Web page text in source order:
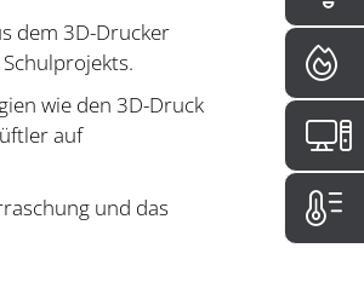
dem 3D-Drucker
wie den 3D-Druck
auf
und das